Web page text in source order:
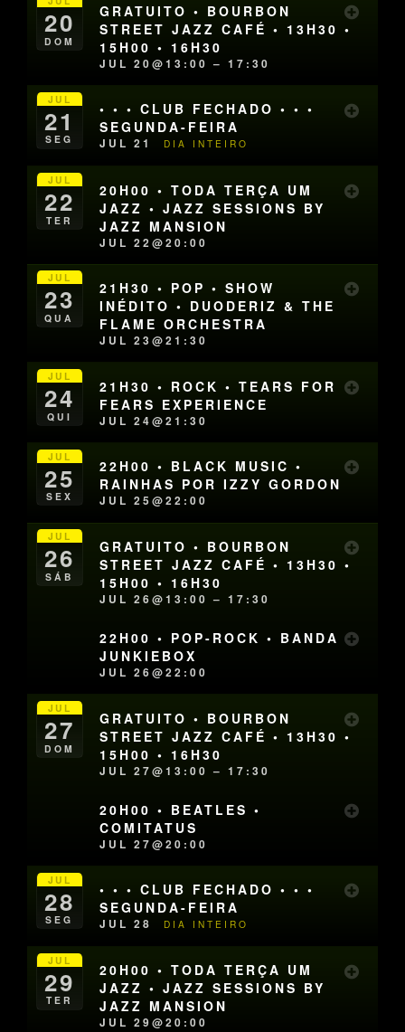
20
DOM
GRATUITO • BOURBON
STREET JAZZ CAFÉ • 13H30 •
15H00 • 16H30
JUL 20@13:00 – 17:30
JUL
21
SEG
• • • CLUB FECHADO • • •
SEGUNDA-FEIRA
JUL 21 DIA INTEIRO
JUL
22
TER
20H00 • TODA TERÇA UM
JAZZ • JAZZ SESSIONS BY
JAZZ MANSION
JUL 22@20:00
JUL
23
QUA
21H30 • POP • SHOW
INÉDITO • DUODERIZ & THE
FLAME ORCHESTRA
JUL 23@21:30
JUL
24
QUI
21H30 • ROCK • TEARS FOR
FEARS EXPERIENCE
JUL 24@21:30
JUL
25
SEX
22H00 • BLACK MUSIC •
RAINHAS POR IZZY GORDON
JUL 25@22:00
JUL
26
SÁB
GRATUITO • BOURBON
STREET JAZZ CAFÉ • 13H30 •
15H00 • 16H30
JUL 26@13:00 – 17:30
22H00 • POP-ROCK • BANDA
JUNKIEBOX
JUL 26@22:00
JUL
27
DOM
GRATUITO • BOURBON
STREET JAZZ CAFÉ • 13H30 •
15H00 • 16H30
JUL 27@13:00 – 17:30
20H00 • BEATLES •
COMITATUS
JUL 27@20:00
JUL
28
SEG
• • • CLUB FECHADO • • •
SEGUNDA-FEIRA
JUL 28 DIA INTEIRO
JUL
29
TER
20H00 • TODA TERÇA UM
JAZZ • JAZZ SESSIONS BY
JAZZ MANSION
JUL 29@20:00